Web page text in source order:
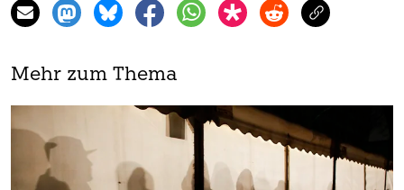
Mehr zum Thema